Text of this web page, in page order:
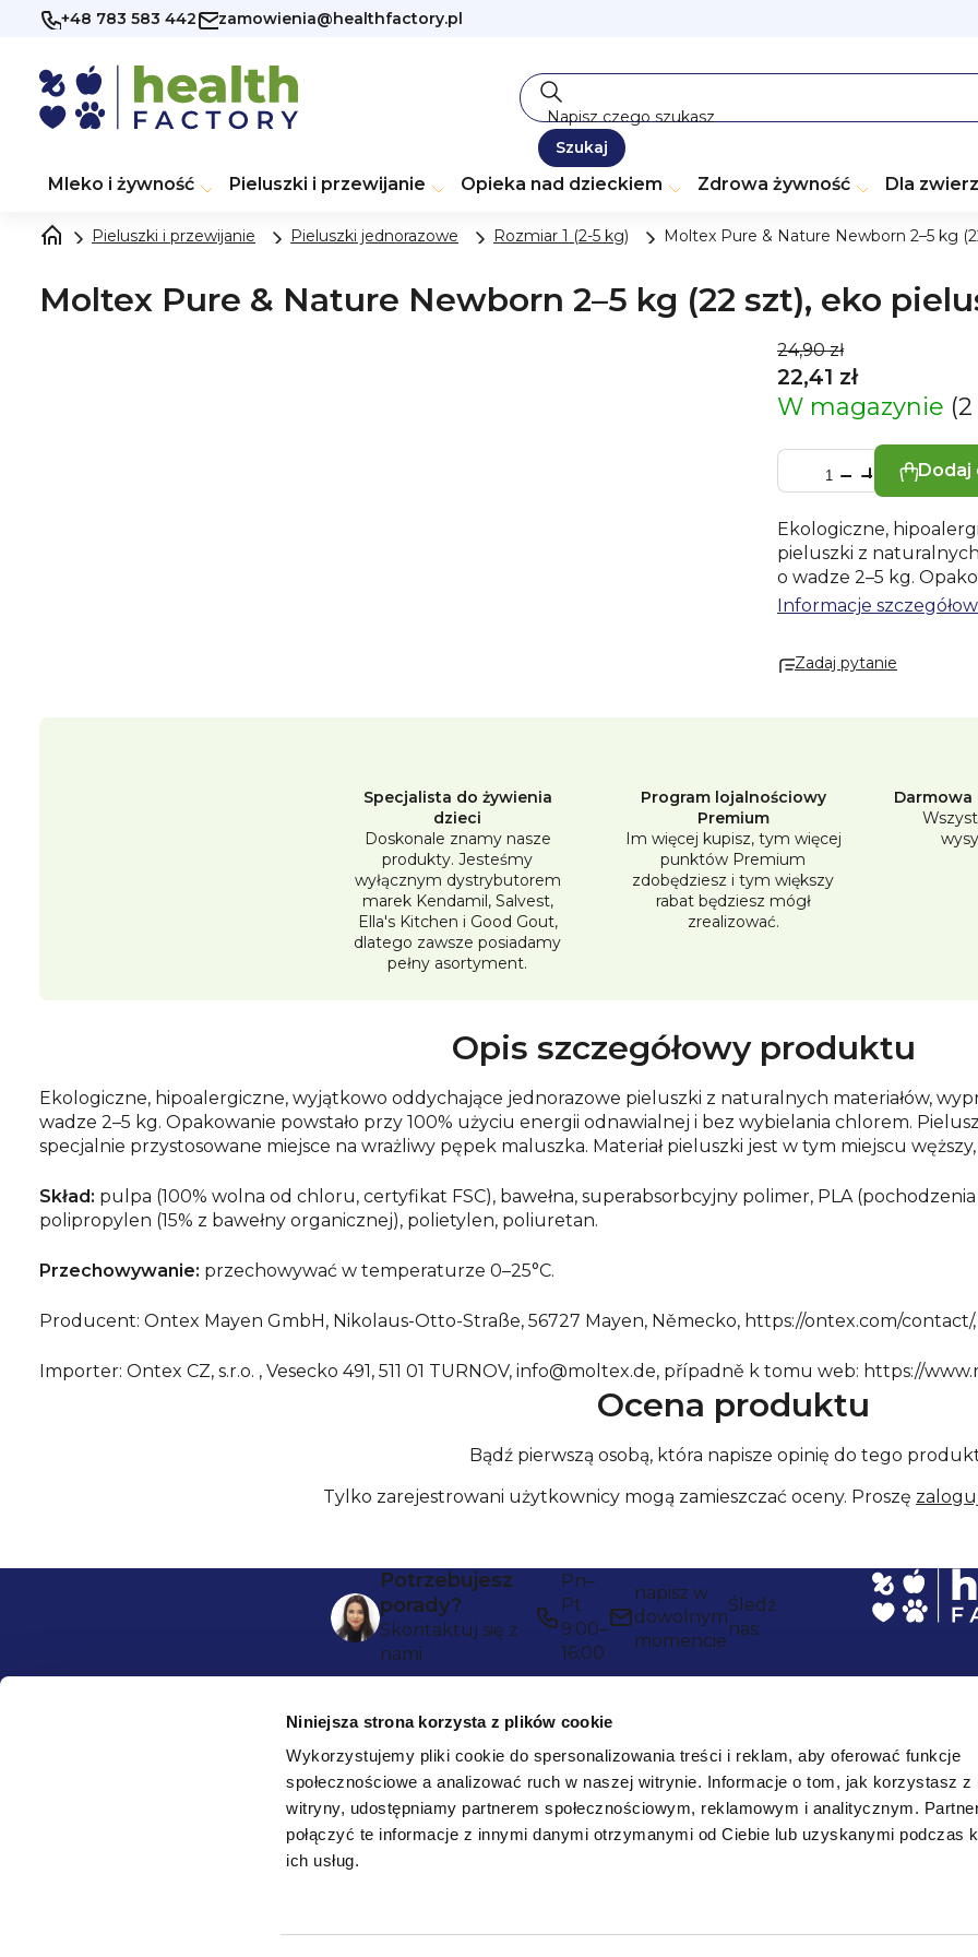
Niniejsza strona korzysta z plików cookie
Wykorzystujemy pliki cookie do spersonalizowania treści i reklam, aby oferować funkcje
społecznościowe a analizować ruch w naszej witrynie. Informacje o tom, jak korzystasz z
witryny, udostępniamy partnerem społecznościowym, reklamowym i analitycznym.
połączyć te informacje z innymi danymi otrzymanymi od Ciebie lub uzyskanymi podczas
ich usług.
Przejść +48 783 583 442 zamowienia@healthfactory.pl
Szukaj
Mleko i żywność Pieluszki i przewijanie Opieka nad dzieckiem Zdrowa żywność Dla
Pieluszki i przewijanie Pieluszki jednorazowe Rozmiar 1 (2-5 kg) Moltex Pure & Nature Newborn 2–5 kg
Moltex Pure & Nature Newborn 2–5 kg (22 szt), eko
24,90 zł
22,41 zł
W magazynie
Dodaj
Ekologiczne,
pieluszki z
o wadze 2–5 kg.
odnawialnej i bez
pulpa (100% wolna od
Německo,
Importer:
Informacje
Zadaj pytanie
Specjalista do żywienia
dzieci
Doskonale znamy nasze
produkty. Jesteśmy
wyłącznym dystrybutorem
marek Kendamil, Salvest,
Ella's Kitchen i Good Gout,
dlatego zawsze posiadamy
pełny asortyment.
Program lojalnościowy
Premium
Im więcej kupisz, tym więcej
punktów Premium
zdobędziesz i tym większy
rabat będziesz mógł
zrealizować.
Darmowa
Opis szczegółowy produktu
Ekologiczne, hipoalergiczne, wyjątkowo oddychające jednorazowe pieluszki z naturalnych materiałów,
wadze 2–5 kg. Opakowanie powstało przy 100% użyciu energii odnawialnej i bez wybielania chlorem.
specjalnie przystosowane miejsce na wrażliwy pępek maluszka. Materiał pieluszki jest w tym miejscu
Skład: pulpa (100% wolna od chloru, certyfikat FSC), bawełna, superabsorbcyjny polimer, PLA
polipropylen (15% z bawełny organicznej), polietylen, poliuretan.
Przechowywanie: przechowywać w temperaturze 0–25°C.
Producent: Ontex Mayen GmbH, Nikolaus-Otto-Straße, 56727 Mayen, Německo, https://ontex.com/
Importer: Ontex CZ, s.r.o. , Vesecko 491, 511 01 TURNOV, info@moltex.de, případně k tomu web: https://
Ocena produktu
Bądź pierwszą osobą, która napisze opinię do tego
Tylko zarejestrowani użytkownicy mogą zamieszczać oceny. Proszę
o
Potrzebujesz
porady?
Skontaktuj się z
nami
Pn–
Pt
9:00–
16:00
napisz w
dowolnym
momencie
Śledź
nas:
Bezpieczna